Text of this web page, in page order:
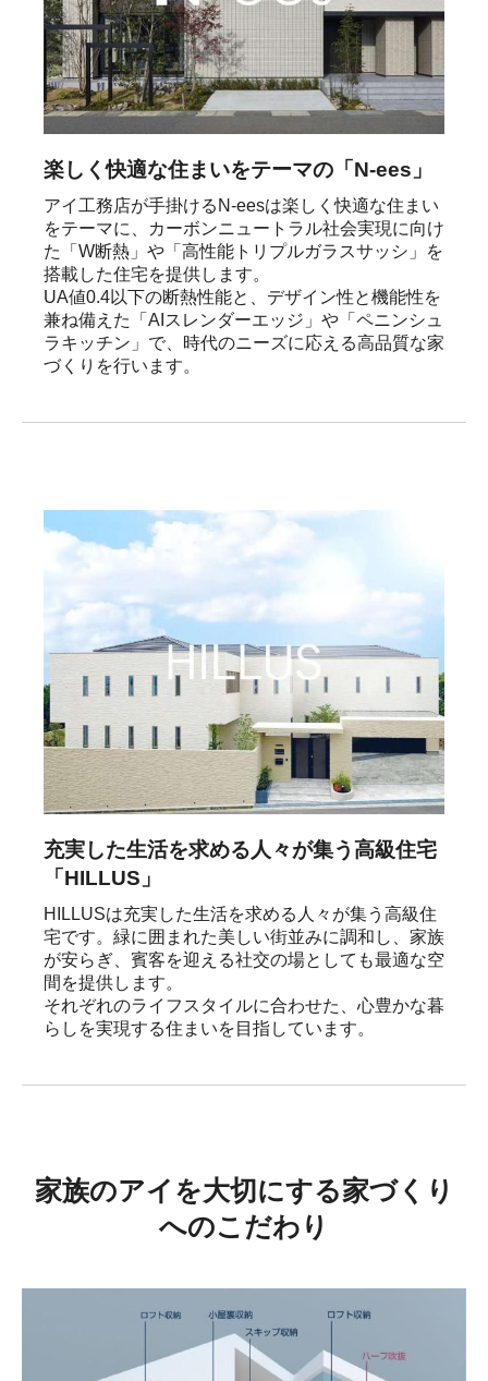
楽しく快適な住まいをテーマの「N-ees」
アイ工務店が手掛けるN-eesは楽しく快適な住まい
をテーマに、カーボンニュートラル社会実現に向け
た「W断熱」や「高性能トリプルガラスサッシ」を
搭載した住宅を提供します。
UA値0.4以下の断熱性能と、デザイン性と機能性を
兼ね備えた「AIスレンダーエッジ」や「ペニンシュ
ラキッチン」で、時代のニーズに応える高品質な家
づくりを行います。
充実した生活を求める人々が集う高級住宅
「HILLUS」
HILLUSは充実した生活を求める人々が集う高級住
宅です。緑に囲まれた美しい街並みに調和し、家族
が安らぎ、賓客を迎える社交の場としても最適な空
間を提供します。
それぞれのライフスタイルに合わせた、心豊かな暮
らしを実現する住まいを目指しています。
家族のアイを大切にする家づくり
へのこだわり